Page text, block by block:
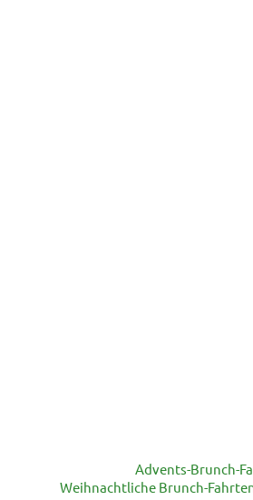
Advents-Brunch-
Weihnachtliche Brunch-